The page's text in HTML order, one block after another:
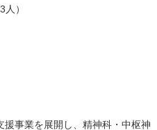
）
事業を展開し、精神科・中枢神